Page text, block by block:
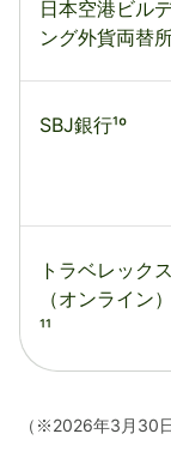
日本空港ビル
ング外貨両替
SBJ銀行¹º
トラベレックス
（オンライン）
¹¹
（※2026年3月30